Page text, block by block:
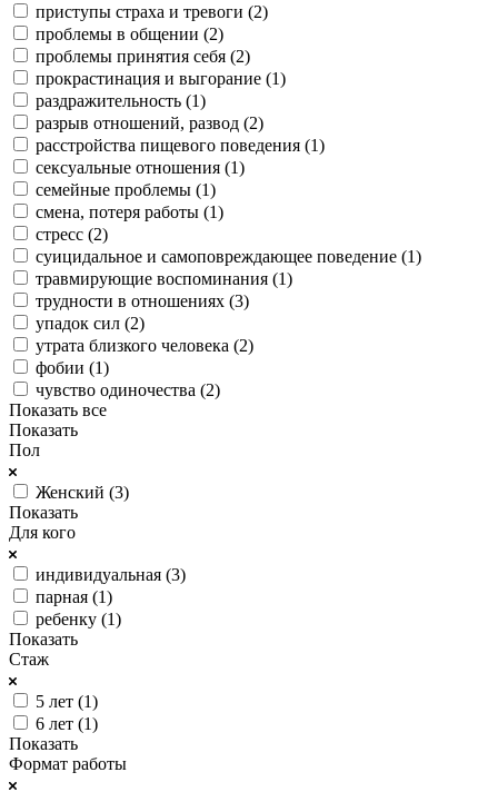
приступы страха и тревоги (2)
проблемы в общении (2)
проблемы принятия себя (2)
прокрастинация и выгорание (1)
раздражительность (1)
разрыв отношений, развод (2)
расстройства пищевого поведения (1)
сексуальные отношения (1)
семейные проблемы (1)
смена, потеря работы (1)
стресс (2)
суицидальное и самоповреждающее поведение (1)
травмирующие воспоминания (1)
трудности в отношениях (3)
упадок сил (2)
утрата близкого человека (2)
фобии (1)
чувство одиночества (2)
Показать все
Показать
Пол
Женский (3)
Показать
Для кого
индивидуальная (3)
парная (1)
ребенку (1)
Показать
Стаж
5 лет (1)
6 лет (1)
Показать
Формат работы